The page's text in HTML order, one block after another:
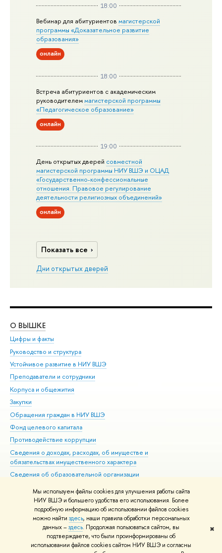
Мы используем файлы cookies для улучшения работы сайта
НИУ ВШЭ и большего удобства его использования. Более
подробную информацию об использовании файлов cookies
можно найти здесь, наши правила обработки персональных
данных –здесь. Продолжая пользоваться сайтом, вы
подтверждаете, что были проинформированы об
использовании файлов cookies сайтом НИУ ВШЭ и согласны
✖
18:00
Вебинар для абитуриентовмагистерской
программы «Доказательное развитие
образования»
онлайн
18:00
Встреча абитуриентов с академическим
руководителеммагистерской программы
«Педагогическое образование»
онлайн
19:00
День открытых дверей совместной
магистерской программы НИУ ВШЭ и ОЦАД
«Государственно-конфессиональные
отношения. Правовое регулирование
деятельности религиозных объединений»
онлайн
Показать все
Дни открытых дверей
О ВЫШКЕ
Цифры и факты
Руководство и структура
Устойчивое развитие в НИУ ВШЭ
Преподаватели и сотрудники
Корпуса и общежития
Закупки
Обращения граждан в НИУ ВШЭ
Фонд целевого капитала
Противодействие коррупции
Сведения о доходах, расходах, об имуществе и
обязательствах имущественного характера
Сведения об образовательной организации
Людям с ограниченными возможностями здоровья
Единая платежная страница
Работа в Вышке
© НИУ ВШЭ 1993–2026 Адреса и контакты Условия использования